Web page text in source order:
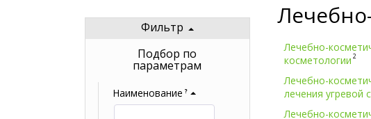
Фильтр
Подбор по
параметрам
Наименование ?
Лечебно-
косметологии 2
Лечебно-
лечения угревой
Лечебно-